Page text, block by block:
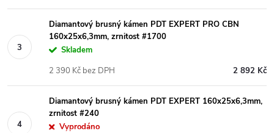
Diamantový brusný kámen PDT EXPERT PRO CBN
160x25x6,3mm, zrnitost #1700
Skladem
2 892 Kč
2 390 Kč bez DPH
Diamantový brusný kámen PDT EXPERT 160x25x6,3mm,
zrnitost #240
Vyprodáno